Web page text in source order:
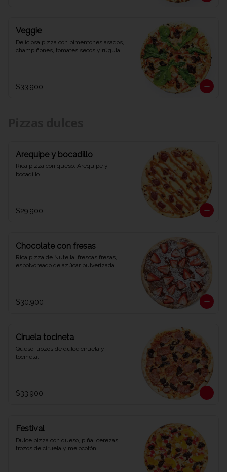
Veggie
Deliciosa pizza con pimentones asados,
champiñones, tomates secos y rúgula.
$33.900
Arequipe y bocadillo
Rica pizza con queso, Arequipe y
bocadillo.
$29.900
Chocolate con fresas
Rica pizza de Nutella, frescas fresas,
espolvoreado de azúcar pulverizada.
$30.900
Ciruela tocineta
Queso, trozos de dulce ciruela y
tocineta.
$33.900
Festival
Dulce pizza con queso, piña, cerezas,
trozos de ciruela y melocotón.